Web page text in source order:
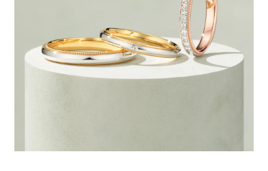
宝石を選んでセッティングすることができます。ショッピング
カート画面で、お好みの宝石をお選びください (有料)。
詳しく見る